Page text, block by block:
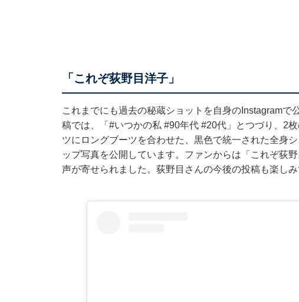
「これぞ荻野目洋子」
これまでにも過去の秘蔵ショットを自身のInstagram
稿では、「#いつかの私 #90年代 #20代」とつづり、2
ツにロングブーツを合わせた、黒色で統一された全身
ップ写真を公開しています。ファンからは「これぞ荻
声が寄せられました。荻野目さんの今後の投稿も楽しみ